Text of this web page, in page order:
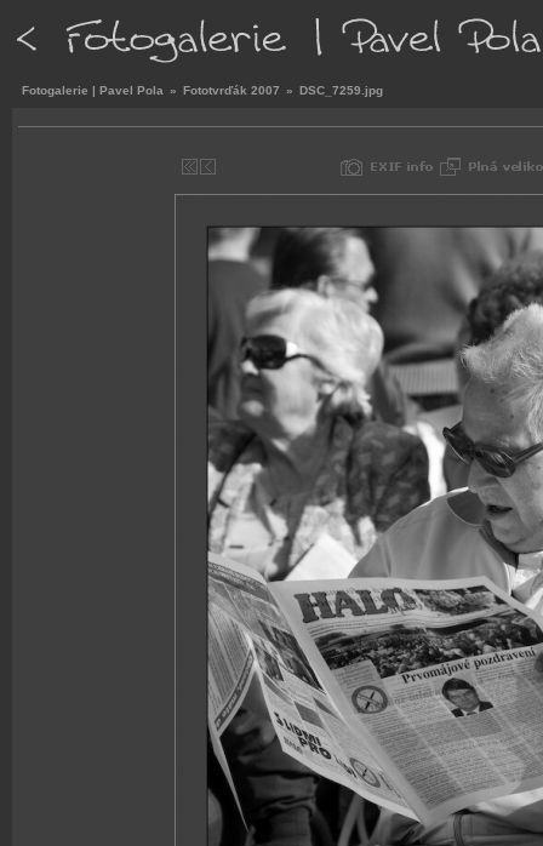
Fotogalerie | Pavel Pola » Fototvrďák 2007 » DSC_7259.jpg